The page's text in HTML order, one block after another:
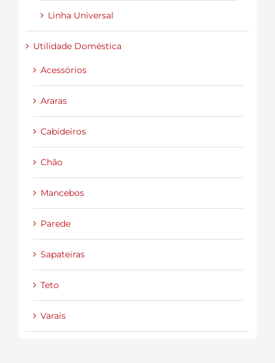
Linha Universal
Utilidade Doméstica
Acessórios
Araras
Cabideiros
Chão
Mancebos
Parede
Sapateiras
Teto
Varais